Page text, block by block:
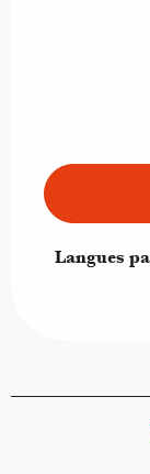
Langues
Langues